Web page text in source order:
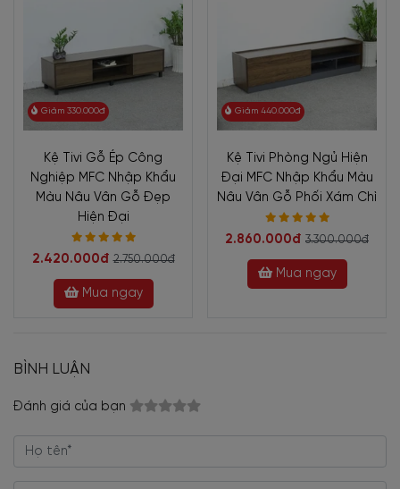
Giảm 330.000đ
Kệ Tivi Gỗ Ép Công
Nghiệp MFC Nhập Khẩu
Màu Nâu Vân Gỗ Đẹp
Hiện Đại
2.420.000đ 2.750.000đ
Mua ngay
Giảm 440.000đ
Kệ Tivi Phòng Ngủ Hiện
Đại MFC Nhập Khẩu Màu
Nâu Vân Gỗ Phối Xám Chì
2.860.000đ 3.300.000đ
Mua ngay
BÌNH LUẬN
Đánh giá của bạn